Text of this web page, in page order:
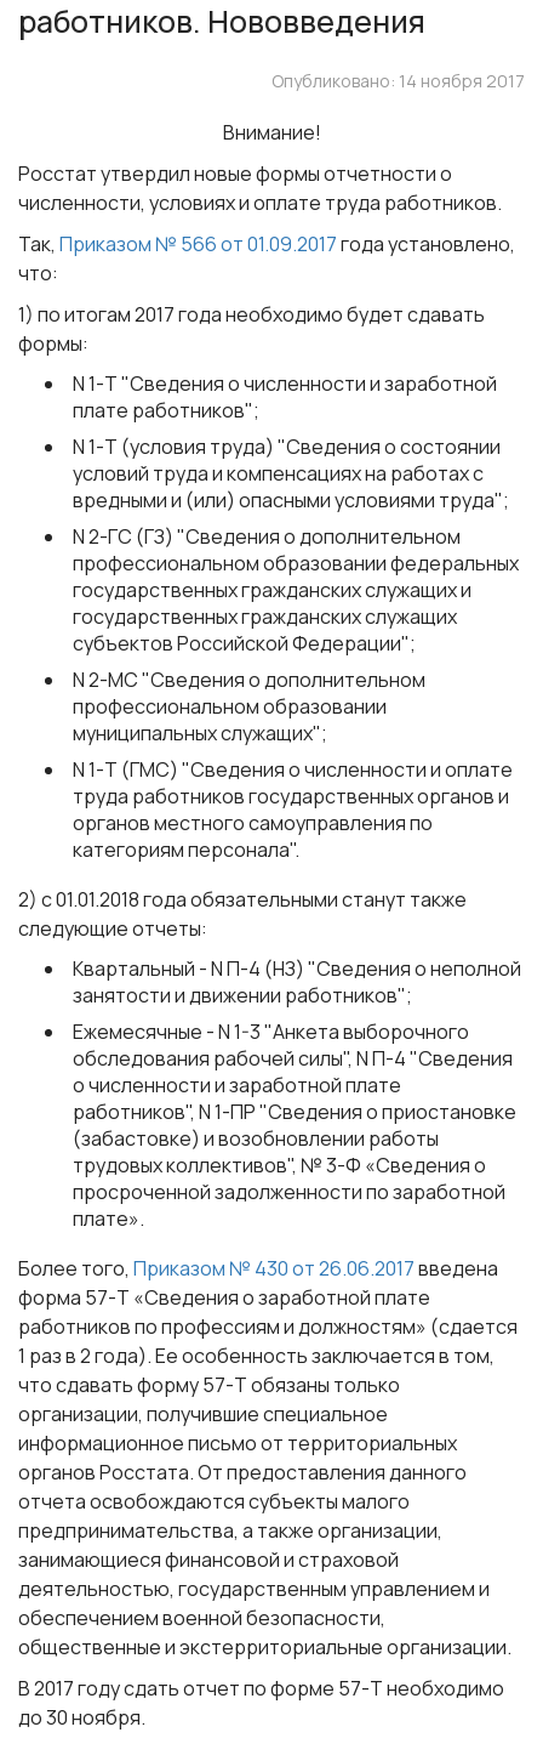
работников. Нововведения
Опубликовано: 14 ноября 2017
Внимание!
Росстат утвердил новые формы отчетности о
численности, условиях и оплате труда работников.
Так, Приказом № 566 от 01.09.2017года установлено,
что:
1) по итогам 2017 года необходимо будет сдавать
формы:
N 1-Т "Сведения о численности и заработной
плате работников";
N 1-Т (условия труда) "Сведения о состоянии
условий труда и компенсациях на работах с
вредными и (или) опасными условиями труда";
N 2-ГС (ГЗ) "Сведения о дополнительном
профессиональном образовании федеральных
государственных гражданских служащих и
государственных гражданских служащих
субъектов Российской Федерации";
N 2-МС "Сведения о дополнительном
профессиональном образовании
муниципальных служащих";
N 1-Т (ГМС) "Сведения о численности и оплате
труда работников государственных органов и
органов местного самоуправления по
категориям персонала".
2) с 01.01.2018 года обязательными станут также
следующие отчеты:
Квартальный - N П-4 (НЗ) "Сведения о неполной
занятости и движении работников";
Ежемесячные - N 1-3 "Анкета выборочного
обследования рабочей силы", N П-4 "Сведения
о численности и заработной плате
работников", N 1-ПР "Сведения о приостановке
(забастовке) и возобновлении работы
трудовых коллективов", № 3-Ф «Сведения о
просроченной задолженности по заработной
плате».
Более того, Приказом № 430 от 26.06.2017введена
форма 57-Т «Сведения о заработной плате
работников по профессиям и должностям» (сдается
1 раз в 2 года). Ее особенность заключается в том,
что сдавать форму 57-Т обязаны только
организации, получившие специальное
информационное письмо от территориальных
органов Росстата. От предоставления данного
отчета освобождаются субъекты малого
предпринимательства, а также организации,
занимающиеся финансовой и страховой
деятельностью, государственным управлением и
обеспечением военной безопасности,
общественные и экстерриториальные организации.
В 2017 году сдать отчет по форме 57-Т необходимо
до 30 ноября.